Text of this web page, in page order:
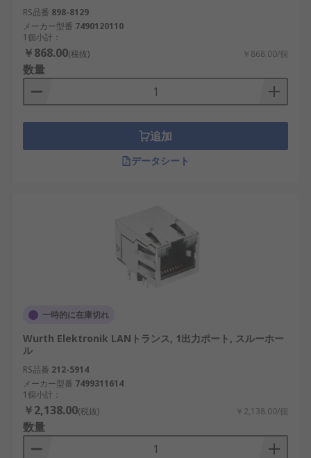
LANパルストランスの種類
用途に応じて選択できるいくつかの種類が存在しま
す。
絶縁型LANパルストランス
：RJ45コネクタと一体化
されたタイプで、組み込みネットワーク機器
ギガビット対応LANパルストランス
ーサネット通信をサポートし、データセンタ
ーやAIシステム向け
ロスを抑え、安定した通信を提供
車載対応LANパルストランス：日本の自動車
用
LANパルストランスの利点
導入によって多くのメリットが得られます。
RS品番 898-8129
メーカー型番 7490120110
1個小計：
￥868.00(税抜) ￥868.00/個
数量
追加
データシート
一時的に在庫切れ
Wurth Elektronik LANトランス, 1出力ポート, スルーホー
ル
RS品番 212-5914
メーカー型番 7499311614
1個小計：
￥2,138.00(税抜) ￥2,138.00/個
数量